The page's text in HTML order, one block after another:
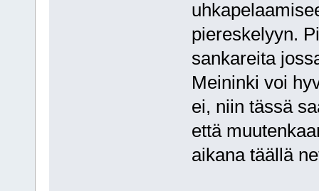
piereskelyyn.
sankareita
Meininki voi
ei, niin tässä
että
aikana täällä